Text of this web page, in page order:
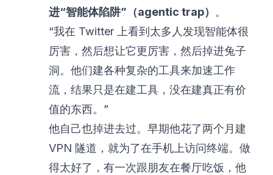
进“智能体陷阱”（agentic trap） 。
“我在 Twitter 上看到太多人发现智能体很
厉害，然后想让它更厉害，然后掉进兔子
洞。他们建各种复杂的工具来加速工作
流，结果只是在建工具，没在建真正有价
值的东西。”
他自己也掉进去过。早期他花了两个月建
VPN 隧道，就为了在手机上访问终端。做
得太好了，有一次跟朋友在餐厅吃饭，他